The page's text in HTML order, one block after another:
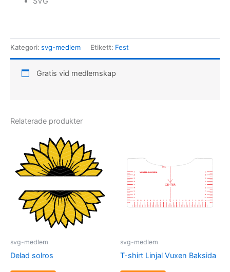
Kategori: svg-medlem Etikett: Fest
Gratis vid medlemskap
Relaterade produkter
svg-medlem
Delad solros
svg-medlem
T-shirt Linjal Vuxen Baksida